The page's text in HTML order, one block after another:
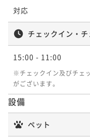
エグゼク
対応
チェックイン・
15:00 - 11:00
※チェックイン及びチェ
がございます。
設備
ペット